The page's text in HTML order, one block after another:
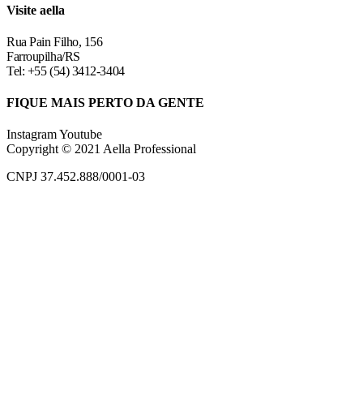
Visite aella
Rua Pain Filho, 156
Farroupilha/RS
Tel: +55 (54) 3412-3404
FIQUE MAIS PERTO DA GENTE
InstagramYoutube
Copyright © 2021 Aella Professional
CNPJ 37.452.888/0001-03